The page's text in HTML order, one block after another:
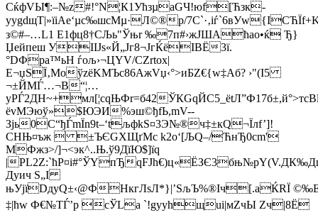
CќфVЫ¶:–№z#!°N¦К1УћзµaGЧ!юf[Ћзк­
уygdщТ|»їiAе‘µc‰шсMµ·Л©®р/
з©#–…L1 Е1фц8†СЉь"Ўњr ‰7п#›жJШAћao•ќ Ђ}
Џейпеш УIІЈѕ«Й„Jг8¬JгЌёIВЁ3ї.
°DФpa™ьH ѓoљ›¬ЦYV/CZrtoх|
Е¬џSЇ‚МoўzёKМЪc86AжVџ‹°>иБZ€{w‡Aб? ›­"(І5
¬±ЙМЃ…¬B“¦…
уРЃ2ДН~+мл[¦сqЊФr=б42
ёvМЭюў»$ЮЭИ%эш©ђfЬ,mV-­
Зјь0С“ђЃmЇn9t–‘tљфkЅ¤3Э№®ч‡±кQ¬Їлf’]!
СНЊ¤ъж  ±ЪЄGХЩґМс k2o‘[ЉQ–/ЋнЂ0сm'
МФжз>/]¬<эк^..Њ.ў9ДїЮ$]їq
|PL2Z:`ћP¤i#°ЎYпЂ
Дуич S„I
њУјїDдуQ±‹@ФНкгЛsЛ*}|’ЅљЪ%®Iч[.аЌRЇ
‡|ћw Ф€№ТЃ’р сЎLа `!gууhщui|мZчЫ Zч|8Ё